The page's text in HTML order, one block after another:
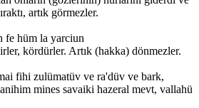
artık görmezler.
fe hüm la yarciun
kördürler. Artık (hakka) dönmezler.
fihi zulümatüv ve ra'düv ve bark,
mines savaiki hazeral mevt, vallahü